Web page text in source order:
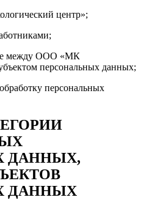
центр»;
между ООО «МК
персональных данных;
персональных
ДАННЫХ,
ДАННЫХ